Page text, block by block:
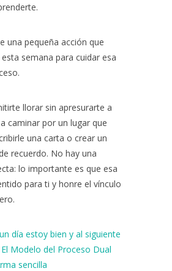
una pequeña acción que
semana para cuidar esa
llorar sin apresurarte a
caminar por un lugar que
una carta o crear un
recuerdo. No hay una
lo importante es que esa
para ti y honre el vínculo
día estoy bien y al siguiente
Modelo del Proceso Dual
sencilla